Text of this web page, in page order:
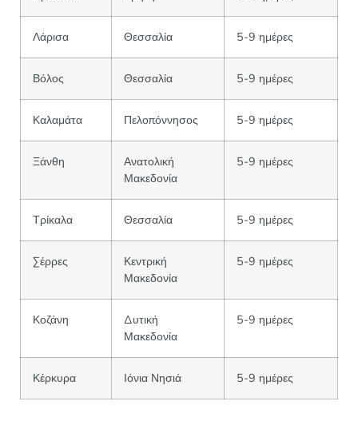
Λάρισα Θεσσαλία 5-9 ημέρες
Βόλος Θεσσαλία 5-9 ημέρες
Καλαμάτα Πελοπόννησος 5-9 ημέρες
Ξάνθη
Ανατολική
Μακεδονία
5-9 ημέρες
Τρίκαλα Θεσσαλία 5-9 ημέρες
Σέρρες
Κεντρική
Μακεδονία
5-9 ημέρες
Κοζάνη
Δυτική
Μακεδονία
5-9 ημέρες
Κέρκυρα Ιόνια Νησιά 5-9 ημέρες